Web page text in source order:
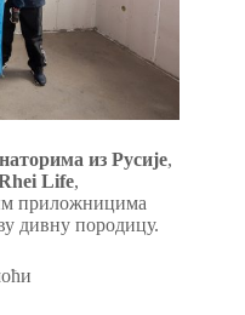
из Русије,
Life,
приложницима
дивну породицу.